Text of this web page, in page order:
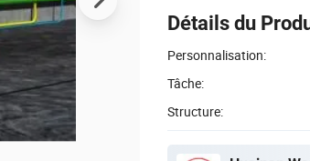
Détails du
Personnalisation:
Tâche:
Structure: